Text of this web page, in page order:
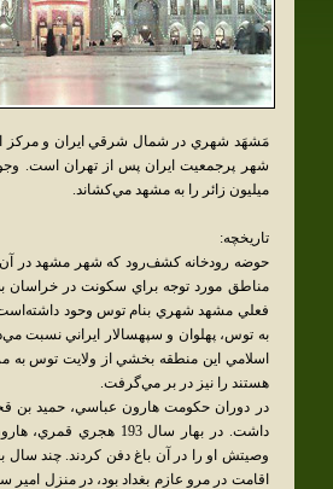
ميليون زائر را به مشهد مي‌کشاند.
تاريخچه:
حوضه رودخانه کشف‌رود که شهر مشهد در آن
مناطق مورد توجه براي سکونت در خراسان
فعلي مشهد شهري بنام توس وحود داشته‌است.
به توس، پهلوان و سپهسالار ايراني نسبت
اسلامي اين منطقه بخشي از ولايت توس به
هستند را نيز در بر مي‌گرفت.
داشت. در بهار سال
اقامت در مرو عازم بغداد بود، در منزل